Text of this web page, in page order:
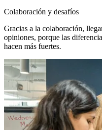
Colaboración y desafíos
Gracias a la colaboración,
opiniones, porque las
hacen más fuertes.